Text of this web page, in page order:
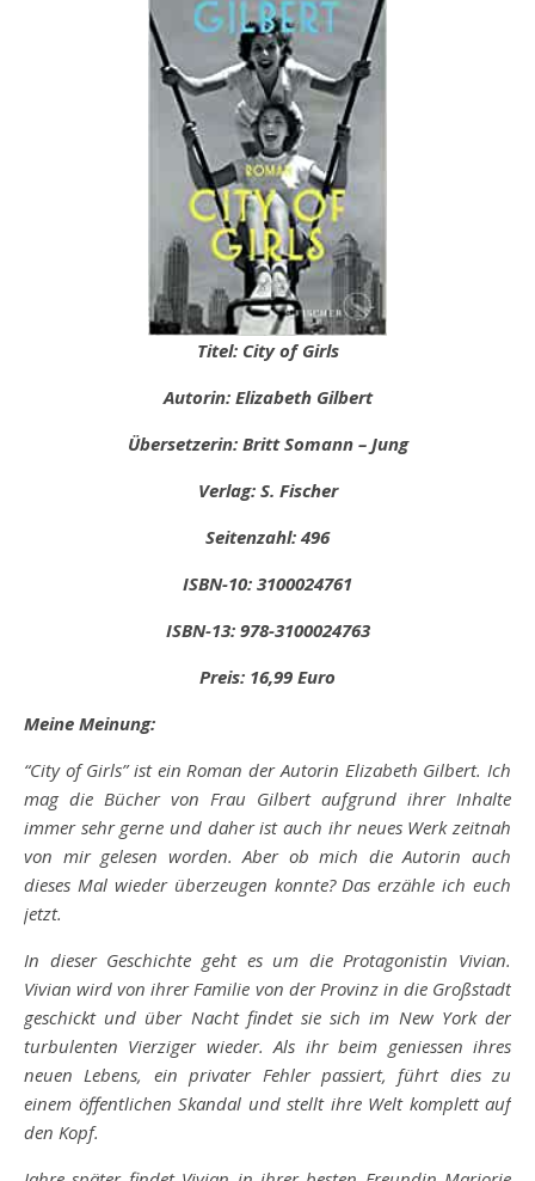
Titel: City of Girls
Autorin: Elizabeth Gilbert
Übersetzerin: Britt Somann – Jung
Verlag: S. Fischer
Seitenzahl: 496
ISBN-10: 3100024761
ISBN-13: 978-3100024763
Preis: 16,99 Euro
Meine Meinung:
“City of Girls” ist ein Roman der Autorin Elizabeth Gilbert. Ich
mag die Bücher von Frau Gilbert aufgrund ihrer Inhalte
immer sehr gerne und daher ist auch ihr neues Werk zeitnah
von mir gelesen worden. Aber ob mich die Autorin auch
dieses Mal wieder überzeugen konnte? Das erzähle ich euch
jetzt.
In dieser Geschichte geht es um die Protagonistin Vivian.
Vivian wird von ihrer Familie von der Provinz in die Großstadt
geschickt und über Nacht findet sie sich im New York der
turbulenten Vierziger wieder. Als ihr beim geniessen ihres
neuen Lebens, ein privater Fehler passiert, führt dies zu
einem öffentlichen Skandal und stellt ihre Welt komplett auf
den Kopf.